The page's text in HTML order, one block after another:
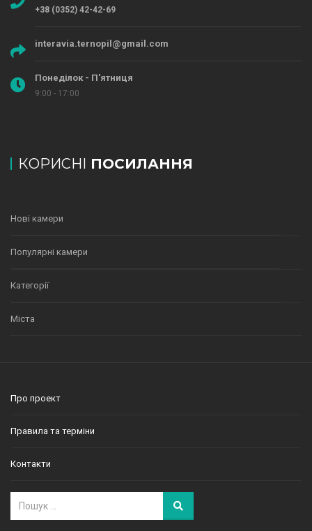
+38 (0352) 42-42-69
interavia.ternopil@gmail.com
Понеділок - П'ятниця
9:00 - 17:00
КОРИСНІ ПОСИЛАННЯ
Нові камери
Популярні камери
Категорії
Міста
Про проект
Правила та терміни
Контакти